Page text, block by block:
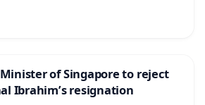
of Singapore to reject
Ibrahim’s resignation